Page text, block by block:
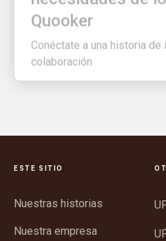
Conéctate a una historia de
colaboración
ESTE SITIO
Nuestras historias
Nuestra empresa